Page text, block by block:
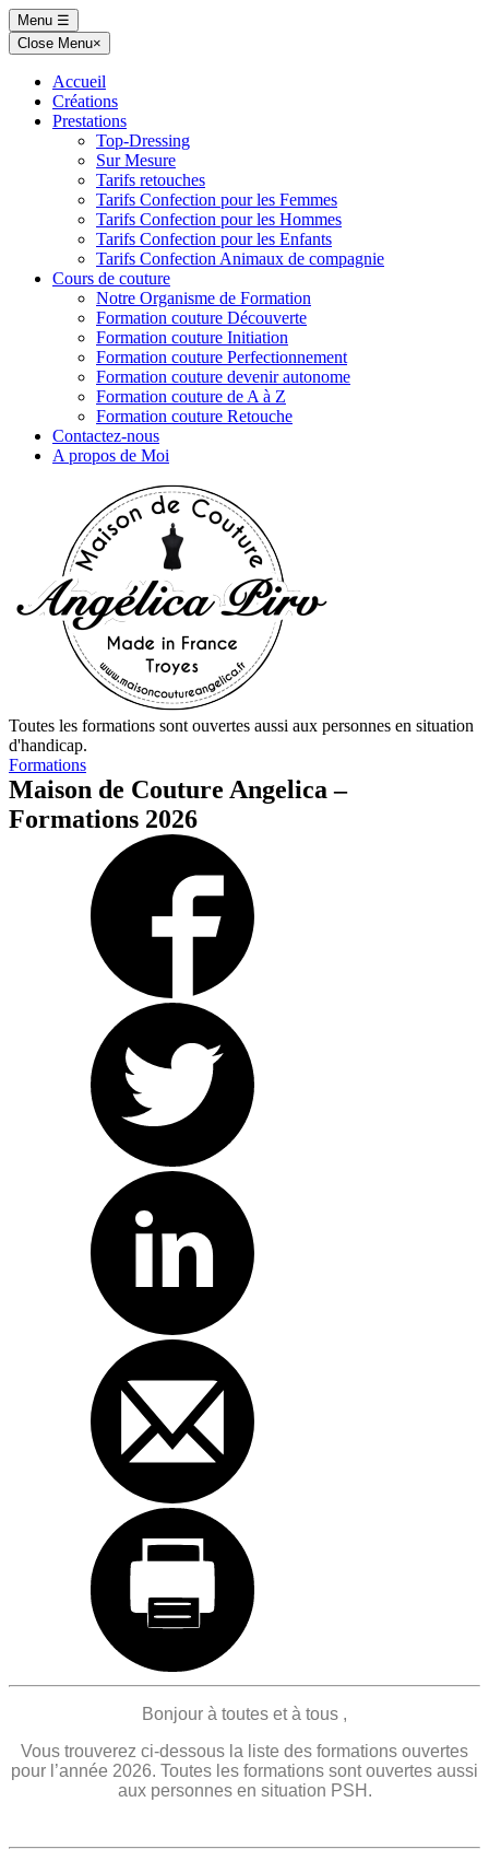
Skip
to
content
Menu ☰
Close Menu×
Accueil
Créations
Prestations
Top-Dressing
Sur Mesure
Tarifs retouches
Tarifs Confection pour les Femmes
Tarifs Confection pour les Hommes
Tarifs Confection pour les Enfants
Tarifs Confection Animaux de compagnie
Cours de couture
Notre Organisme de Formation
Formation couture Découverte
Formation couture Initiation
Formation couture Perfectionnement
Formation couture devenir autonome
Formation couture de A à Z
Formation couture Retouche
Contactez-nous
A propos de Moi
Toutes les formations sont ouvertes aussi aux personnes en situation
d'handicap.
Formations
Maison de Couture Angelica –
Formations 2026
Bonjour à toutes et à tous ,
Vous trouverez ci-dessous la liste des formations ouvertes
pour l’année 2026. Toutes les formations sont ouvertes aussi
aux personnes en situation PSH.